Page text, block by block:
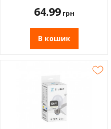
64.99грн
В кошик